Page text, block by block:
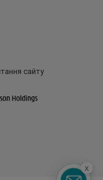
сайту
x